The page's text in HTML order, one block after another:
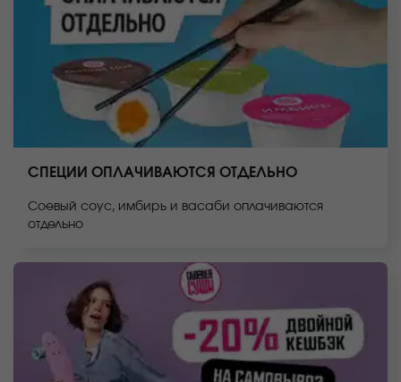
СПЕЦИИ ОПЛАЧИВАЮТСЯ ОТДЕЛЬНО
Соевый соус, имбирь и васаби оплачиваются
отдельно